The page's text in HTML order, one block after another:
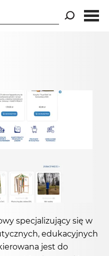
specjalizujący się w
edukacyjnych
jest do